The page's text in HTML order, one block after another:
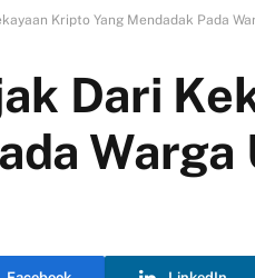
Kripto Yang Mendadak Pada
Dari
Warga